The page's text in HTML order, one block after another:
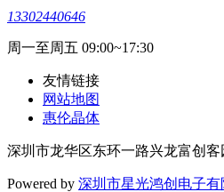
13302440646
周一至周五 09:00~17:30
友情链接
网站地图
惠伦晶体
深圳市龙华区东环一路兴龙富创客
Powered by 深圳市星光鸿创电子有